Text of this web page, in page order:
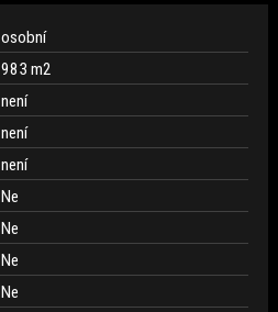
osobní
983 m2
není
není
není
Ne
Ne
Ne
Ne